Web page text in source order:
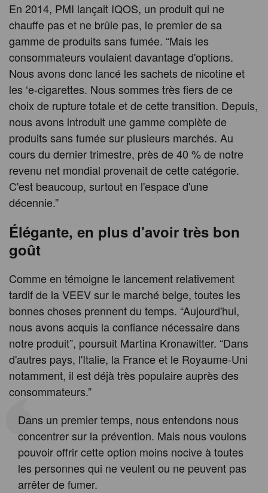
En 2014, PMI lançait IQOS, un produit qui ne
chauffe pas et ne brûle pas, le premier de sa
gamme de produits sans fumée. “Mais les
consommateurs voulaient davantage d'options.
Nous avons donc lancé les sachets de nicotine et
les ‘e-cigarettes. Nous sommes très fiers de ce
choix de rupture totale et de cette transition. Depuis,
nous avons introduit une gamme complète de
produits sans fumée sur plusieurs marchés. Au
cours du dernier trimestre, près de 40 % de notre
revenu net mondial provenait de cette catégorie.
C'est beaucoup, surtout en l'espace d'une
décennie.”
Élégante, en plus d'avoir très bon
goût
Comme en témoigne le lancement relativement
tardif de la VEEV sur le marché belge, toutes les
bonnes choses prennent du temps. “Aujourd'hui,
nous avons acquis la confiance nécessaire dans
notre produit”, poursuit Martina Kronawitter. “Dans
d'autres pays, l'Italie, la France et le Royaume-Uni
notamment, il est déjà très populaire auprès des
consommateurs.”
Dans un premier temps, nous entendons nous
concentrer sur la prévention. Mais nous voulons
pouvoir offrir cette option moins nocive à toutes
les personnes qui ne veulent ou ne peuvent pas
arrêter de fumer.